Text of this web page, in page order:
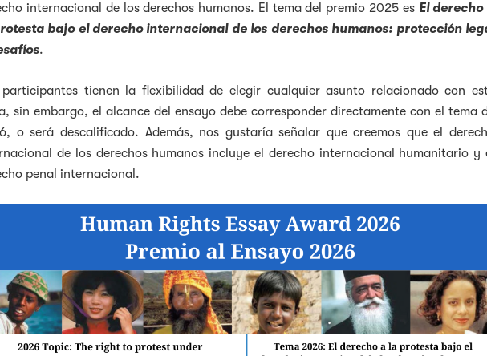
on Facebook
of Law on Twitter
of Law on LinkedIn
College of Law on Instagram
internacional de los derechos humanos. El tema del premio 2025 esEl derecho
bajo el derecho internacional de los derechos humanos: protección
.
participantes tienen la flexibilidad de elegir cualquier asunto relacionado con
sin embargo, el alcance del ensayo debe corresponder directamente con el tema
o será descalificado. Además, nos gustaría señalar que creemos que el
de los derechos humanos incluye el derecho internacional humanitario y
penal internacional.